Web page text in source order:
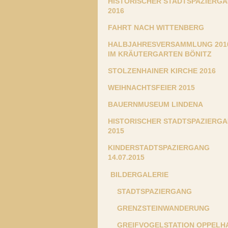
2016
FAHRT NACH WITTENBERG
HALBJAHRESVERSAMMLUNG
IM KRÄUTERGARTEN BÖNITZ
STOLZENHAINER KIRCHE 2016
WEIHNACHTSFEIER 2015
BAUERNMUSEUM LINDENA
HISTORISCHER
2015
KINDERSTADTSPAZIERGANG
14.07.2015
BILDERGALERIE
STADTSPAZIERGANG
GRENZSTEINWANDERUNG
GREIFVOGELSTATION